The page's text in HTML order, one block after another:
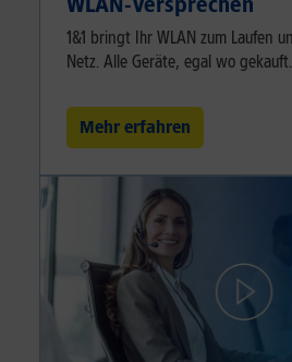
1&1 bringt Ihr WLAN zum Laufen
Netz. Alle Geräte, egal wo gekauft.
Mehr erfahren